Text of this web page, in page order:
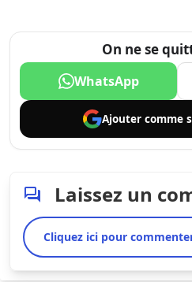
On ne se
WhatsApp
Ajouter comme
Laissez un
Cliquez ici pour